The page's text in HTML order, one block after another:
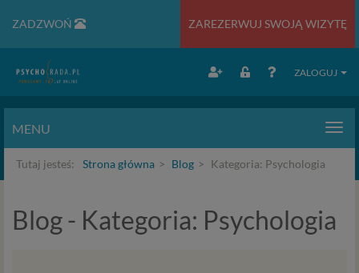
ZADZWOŃ ZAREZERWUJ SWOJĄ WIZYTĘ
ZALOGUJ
MENU
Tutaj jesteś: Strona główna Blog Kategoria: Psychologia
Blog - Kategoria: Psychologia